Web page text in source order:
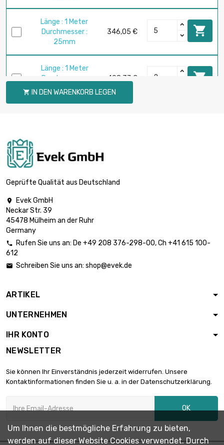
Länge : 1 Meter
Durchmesser :
25mm
346,05 € 
Länge : 1 Meter
Durchmesser :
30mm
498,37 € 
Länge : 1 Meter
40mm
Länge : 1 Meter
Durchmesser :
Durchmesser :
1.384,45 €
Durchmesser :
Länge : 1 Meter
60mm
Durchmesser :
 IN DEN WARENKORB LEGEN
Geprüfte Qualität aus Deutschland

Evek GmbH
Neckar Str. 39
45478 Mülheim an der Ruhr
Germany
 Rufen Sie uns an: De +49 208 376-298-00, Ch +41 615 100-
612
 Schreiben Sie uns an: shop@evek.de
ARTIKEL
UNTERNEHMEN
IHR KONTO
NEWSLETTER
Sie können Ihr Einverständnis jederzeit widerrufen. Unsere
Kontaktinformationen finden Sie u. a. in der Datenschutzerklärung.
OK
Um Ihnen die bestmögliche Erfahrung zu bieten,
werden auf dieser Website Cookies verwendet. Durch